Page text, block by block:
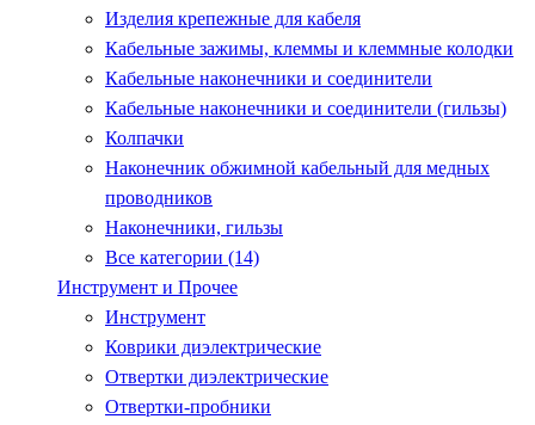
Изделия крепежные для кабеля
Кабельные зажимы, клеммы и клеммные колодки
Кабельные наконечники и соединители
Кабельные наконечники и соединители (гильзы)
Колпачки
Наконечник обжимной кабельный для медных
проводников
Наконечники, гильзы
Все категории (14)
Инструмент и Прочее
Инструмент
Коврики диэлектрические
Отвертки диэлектрические
Отвертки-пробники